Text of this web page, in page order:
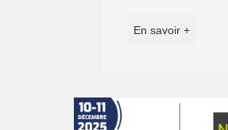
En savoir +